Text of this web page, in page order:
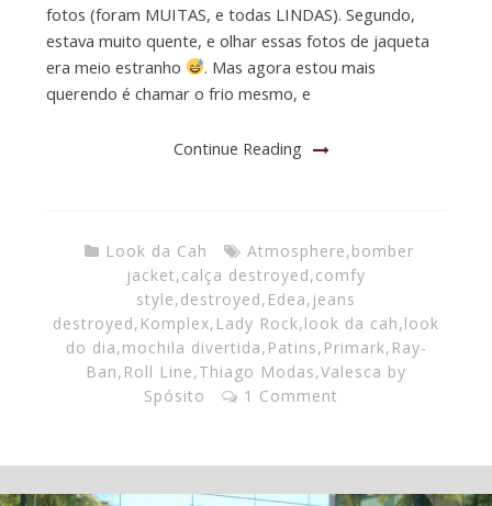
fotos (foram MUITAS, e todas LINDAS). Segundo,
estava muito quente, e olhar essas fotos de jaqueta
era meio estranho
. Mas agora estou mais
querendo é chamar o frio mesmo, e
Continue Reading
Look da Cah Atmosphere,bomber
jacket,calça destroyed,comfy
style,destroyed, Edea, jeans
destroyed, Komplex, Lady Rock,look da cah,look
do dia,mochila divertida, Patins, Primark, Ray-
Ban, Roll Line,Thiago Modas,Valesca by
Spósito
1 Comment